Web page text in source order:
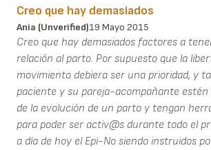
Creo que hay demasiados
Ania (unverified)19 Mayo 2015
Creo que hay demasiados factores a
relación al parto. Por supuesto que la
movimiento debiera ser una prioridad, y
paciente y su pareja-acompañante
de la evolución de un parto y tengan
para poder ser activ@s durante todo el
a día de hoy el Epi-No siendo instruidos